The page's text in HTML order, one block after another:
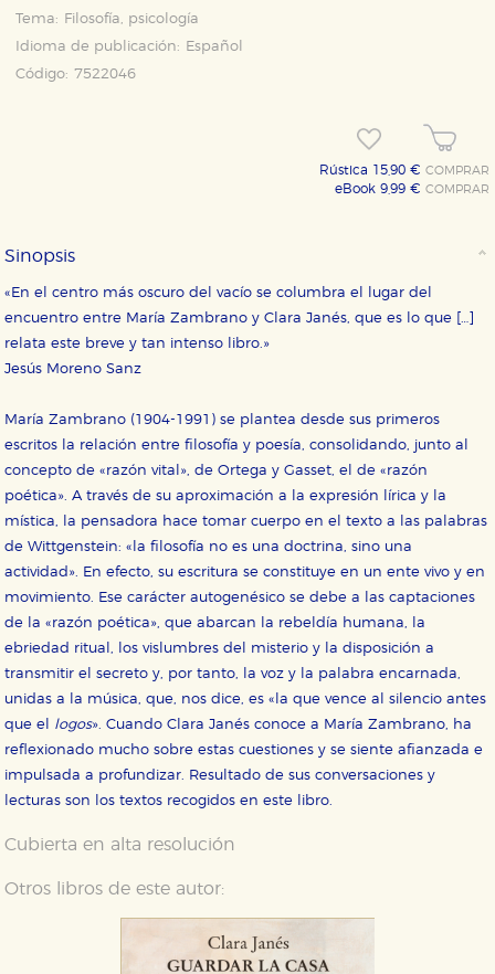
Tema:
Filosofía, psicología
Idioma de publicación:
Español
Código: 7522046
Rústica 15,90 €COMPRAR
eBook 9,99 €COMPRAR
Sinopsis
«En el centro más oscuro del vacío se columbra el lugar del
encuentro entre María Zambrano y Clara Janés, que es lo que […]
relata este breve y tan intenso libro.»
Jesús Moreno Sanz
María Zambrano (1904-1991) se plantea desde sus primeros
escritos la relación entre filosofía y poesía, consolidando, junto al
concepto de «razón vital», de Ortega y Gasset, el de «razón
poética». A través de su aproximación a la expresión lírica y la
mística, la pensadora hace tomar cuerpo en el texto a las palabras
de Wittgenstein: «la filosofía no es una doctrina, sino una
actividad». En efecto, su escritura se constituye en un ente vivo y en
movimiento. Ese carácter autogenésico se debe a las captaciones
de la «razón poética», que abarcan la rebeldía humana, la
ebriedad ritual, los vislumbres del misterio y la disposición a
transmitir el secreto y, por tanto, la voz y la palabra encarnada,
unidas a la música, que, nos dice, es «la que vence al silencio antes
que el logos». Cuando Clara Janés conoce a María Zambrano, ha
reflexionado mucho sobre estas cuestiones y se siente afianzada e
impulsada a profundizar. Resultado de sus conversaciones y
lecturas son los textos recogidos en este libro.
Cubierta en alta resolución
Otros libros de este autor: